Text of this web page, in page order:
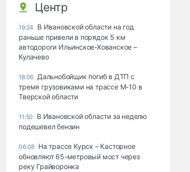
Центр
19:24
В Ивановской области на год
раньше привели в порядок 5 км
автодороги Ильинское-Хованское –
Кулачево
18:06 Дальнобойщик погиб в ДТП с
тремя грузовиками на трассе М-10 в
Тверской области
11:50
В Ивановской области за неделю
подешевел бензин
06.08 На трассе Курск – Касторное
обновляют 65-метровый мост через
реку Грайворонка